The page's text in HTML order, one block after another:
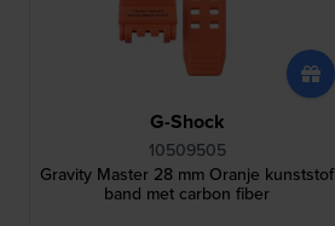
G-Shock
10509505
Gravity Master 28 mm Oranje kunststof
band met carbon fiber